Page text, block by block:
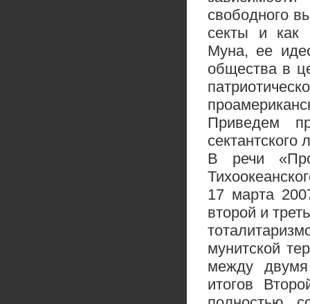
свободного
секты и как
Муна, ее
общества в
Приведем
сектантского
В речи
17 марта
второй и
мунитской
между
итогов